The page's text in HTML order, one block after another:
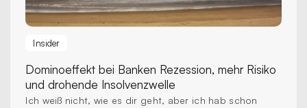
Insider
Dominoeffekt bei Banken Rezession, mehr Risiko
und drohende Insolvenzwelle
Ich weiß nicht, wie es dir geht, aber ich hab schon